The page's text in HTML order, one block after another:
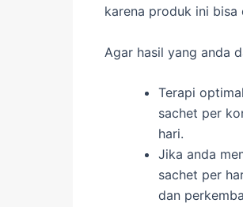
karena produk ini bisa
Agar hasil yang anda
Terapi
sachet per
hari.
Jika anda
sachet per
dan